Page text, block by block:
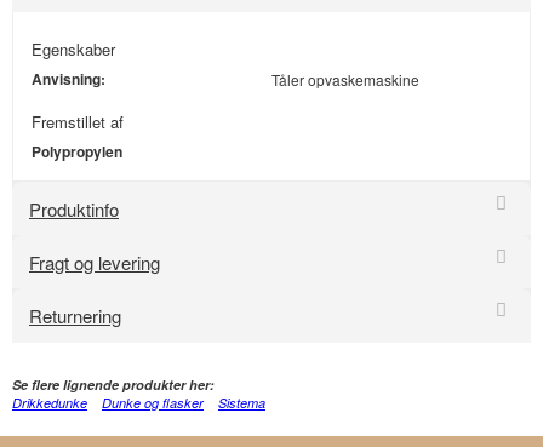
Egenskaber
Anvisning: Tåler opvaskemaskine
Fremstillet af
Polypropylen
Produktinfo
Fragt og levering
Returnering
Se flere lignende produkter her:
Drikkedunke
Dunke og flasker Sistema